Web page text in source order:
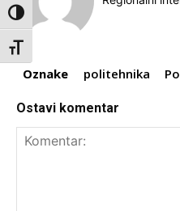
Toggle High Contrast
Toggle Font size
Oznake politehnika
Ostavi komentar